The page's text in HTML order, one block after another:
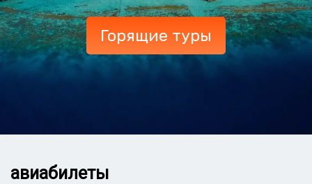
Горящие туры
авиабилеты